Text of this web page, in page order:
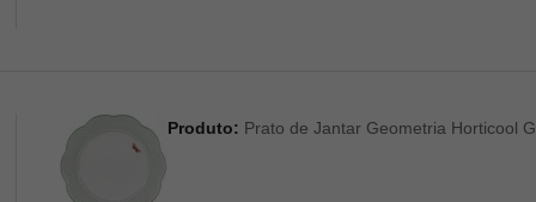
Produto: Prato de Jantar Geometria Horticool